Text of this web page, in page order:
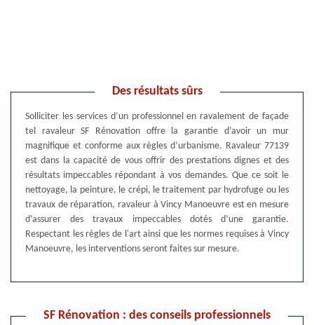
Des résultats sûrs
Solliciter les services d’un professionnel en ravalement de façade
tel ravaleur SF Rénovation offre la garantie d’avoir un mur
magnifique et conforme aux règles d’urbanisme. Ravaleur 77139
est dans la capacité de vous offrir des prestations dignes et des
résultats impeccables répondant à vos demandes. Que ce soit le
nettoyage, la peinture, le crépi, le traitement par hydrofuge ou les
travaux de réparation, ravaleur à Vincy Manoeuvre est en mesure
d’assurer des travaux impeccables dotés d’une garantie.
Respectant les règles de l'art ainsi que les normes requises à Vincy
Manoeuvre, les interventions seront faites sur mesure.
SF Rénovation : des conseils professionnels